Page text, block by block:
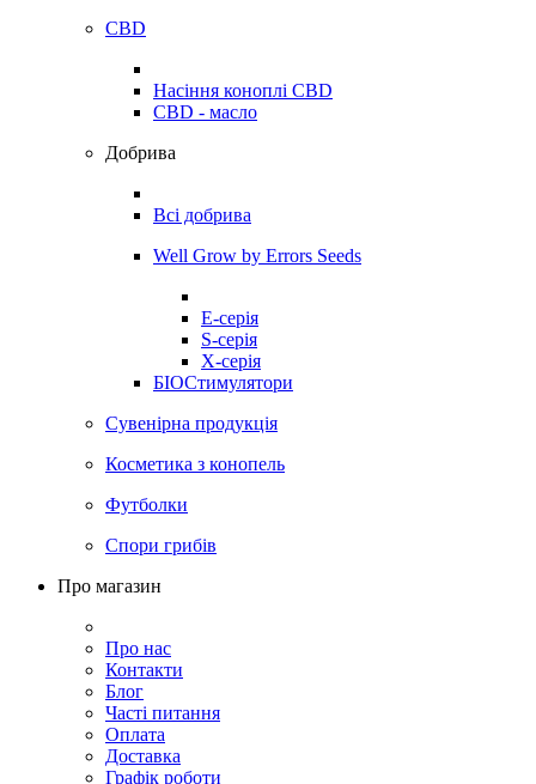
CBD
Насіння коноплі CBD
CBD - масло
Добрива
Всі добрива
Well Grow by Errors Seeds
E-серія
S-серія
X-серія
БІОСтимулятори
Сувенірна продукція
Косметика з конопель
Футболки
Спори грибів
Про магазин
Про нас
Контакти
Блог
Часті питання
Оплата
Доставка
Графік роботи